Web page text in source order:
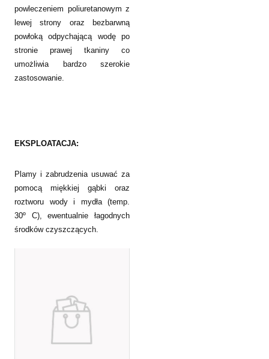
powleczeniem poliuretanowym z
lewej strony oraz bezbarwną
powłoką odpychającą wodę po
stronie prawej tkaniny co
umożliwia bardzo szerokie
zastosowanie.
EKSPLOATACJA:
Plamy i zabrudzenia usuwać za
pomocą miękkiej gąbki oraz
roztworu wody i mydła (temp.
30º C), ewentualnie łagodnych
środków czyszczących.